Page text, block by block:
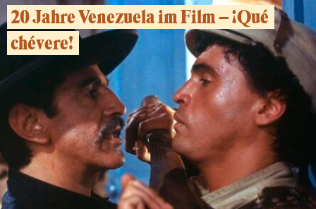
20 Jahre Venezuela im Film – ¡Qué
chévere!